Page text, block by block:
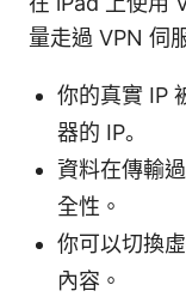
量走過 VPN 伺
你的真實 IP
器的 IP。
資料在傳輸
全性。
你可以切換
內容。